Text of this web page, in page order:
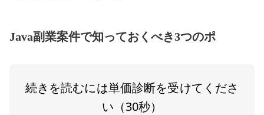
Java副業案件で知っておくべき3つのポ
続きを読むには単価診断を受けてくださ
い（30秒）